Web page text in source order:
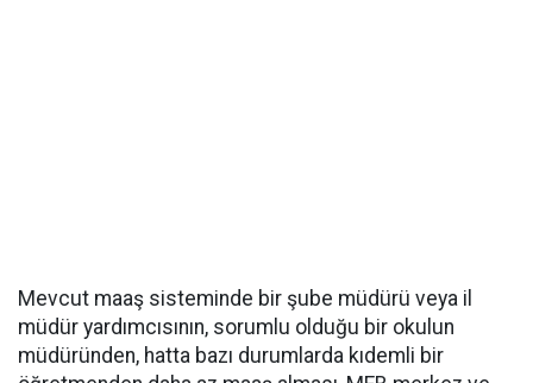
Mevcut maaş sisteminde bir şube müdürü veya il
müdür yardımcısının, sorumlu olduğu bir okulun
müdüründen, hatta bazı durumlarda kıdemli bir